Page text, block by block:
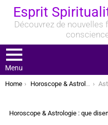
Esprit
Découvrez de
Menu
You are here:
Home Horoscope & Astrologie : que disent les astres ? Astrologie
Horoscope & Astrologie : que